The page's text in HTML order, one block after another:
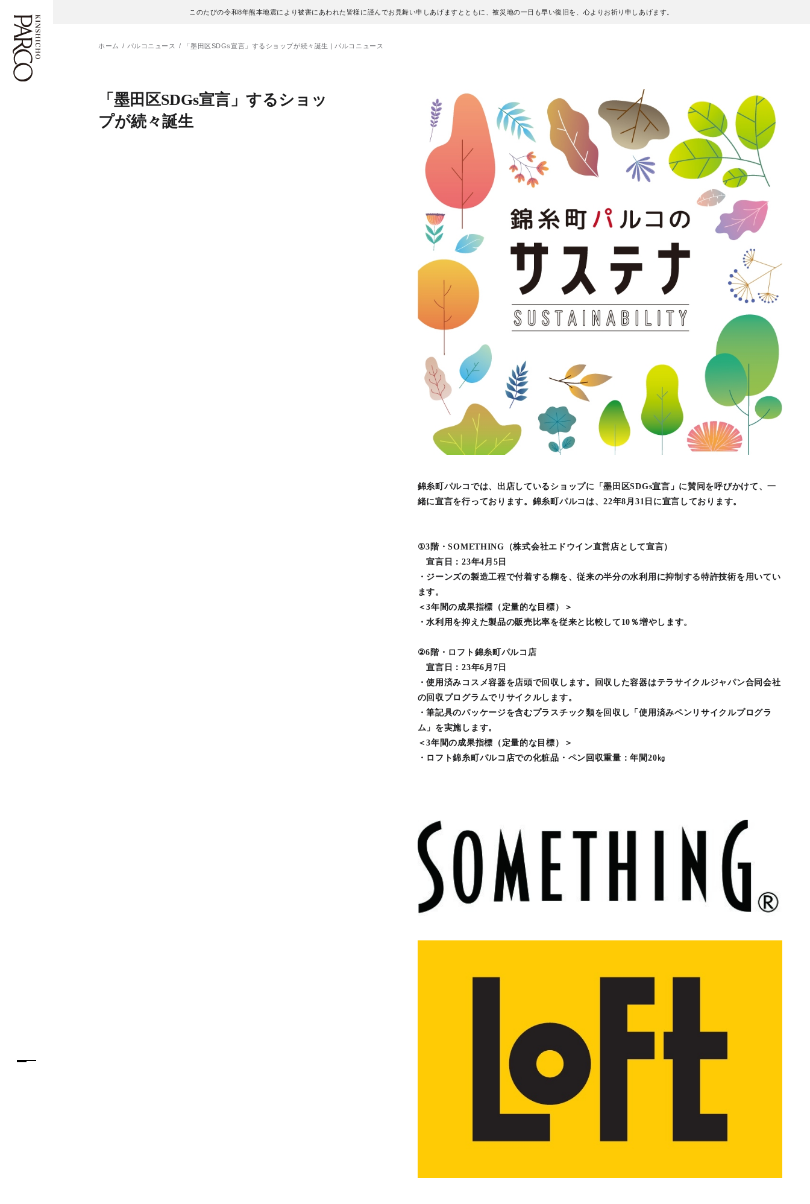
このたびの令和8年熊本地震により被害にあわれた皆様に謹んでお見舞い申しあげますとともに、被災地の一日も早い復旧を、心よりお祈り申しあげます。
フロアガイド
施設案内・アクセス
ENGLISH
ホーム パルコニュース 「墨田区SDGs宣言」するショップが続々誕生 | パルコニュース
「墨田区SDGs宣言」するショッ
プが続々誕生
錦糸町パルコでは、出店しているショップに「墨田区SDGs宣言」に賛同を呼びかけて、一
緒に宣言を行っております。錦糸町パルコは、22年8月31日に宣言しております。
①3階・SOMETHING（株式会社エドウイン直営店として宣言）
宣言日：23年4月5日
・ジーンズの製造工程で付着する糊を、従来の半分の水利用に抑制する特許技術を用いてい
ます。
＜3年間の成果指標（定量的な目標）＞
・水利用を抑えた製品の販売比率を従来と比較して10％増やします。
②6階・ロフト錦糸町パルコ店
宣言日：23年6月7日
・使用済みコスメ容器を店頭で回収します。回収した容器はテラサイクルジャパン合同会社
の回収プログラムでリサイクルします。
・筆記具のパッケージを含むプラスチック類を回収し「使用済みペンリサイクルプログラ
ム」を実施します。
＜3年間の成果指標（定量的な目標）＞
・ロフト錦糸町パルコ店での化粧品・ペン回収重量：年間20㎏